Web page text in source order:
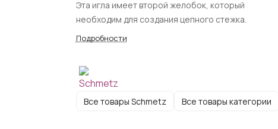
Эта игла имеет второй желобок, который
необходим для создания цепного стежка.
Подробности
Все товары Schmetz Все товары категории